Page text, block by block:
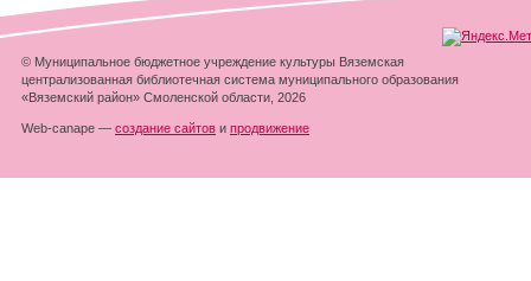
© Муниципальное бюджетное учреждение культуры Вяземская
централизованная библиотечная система муниципального образования
«Вяземский район» Смоленской области, 2026
Web-canape — создание сайтов и продвижение